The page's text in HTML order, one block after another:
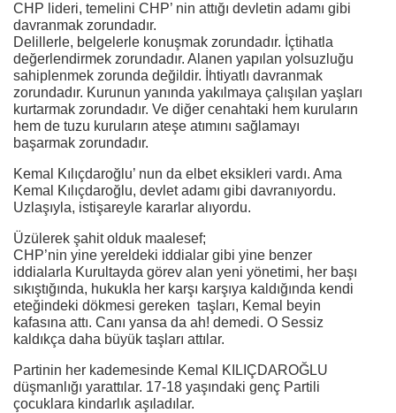
CHP lideri, temelini CHP’ nin attığı devletin adamı gibi
davranmak zorundadır.
Delillerle, belgelerle konuşmak zorundadır. İçtihatla
değerlendirmek zorundadır. Alanen yapılan yolsuzluğu
sahiplenmek zorunda değildir. İhtiyatlı davranmak
zorundadır. Kurunun yanında yakılmaya çalışılan yaşları
kurtarmak zorundadır. Ve diğer cenahtaki hem kuruların
hem de tuzu kuruların ateşe atımını sağlamayı
başarmak zorundadır.
Kemal Kılıçdaroğlu’ nun da elbet eksikleri vardı. Ama
Kemal Kılıçdaroğlu, devlet adamı gibi davranıyordu.
Uzlaşıyla, istişareyle kararlar alıyordu.
Üzülerek şahit olduk maalesef;
CHP’nin yine yereldeki iddialar gibi yine benzer
iddialarla Kurultayda görev alan yeni yönetimi, her başı
sıkıştığında, hukukla her karşı karşıya kaldığında kendi
eteğindeki dökmesi gereken taşları, Kemal beyin
kafasına attı. Canı yansa da ah! demedi. O Sessiz
kaldıkça daha büyük taşları attılar.
Partinin her kademesinde Kemal KILIÇDAROĞLU
düşmanlığı yarattılar. 17-18 yaşındaki genç Partili
çocuklara kindarlık aşıladılar.